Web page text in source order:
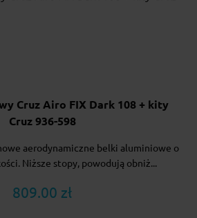
Cruz Airo FIX Dark 108 + kity
Cruz 936-598
aerodynamiczne belki aluminiowe o
Niższe stopy, powodują obniż...
809.00 zł